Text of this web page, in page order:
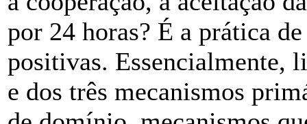
por 24 horas? É a prática
positivas. Essencialmente,
e dos três mecanismos